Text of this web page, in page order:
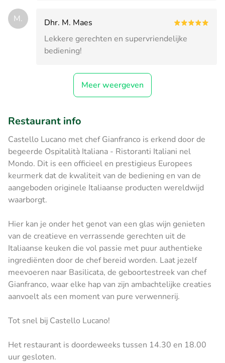
M.
Dhr. M. Maes
Lekkere gerechten en supervriendelijke
bediening!
Meer weergeven
Restaurant info
Castello Lucano met chef Gianfranco is erkend door de
begeerde Ospitalità Italiana - Ristoranti Italiani nel
Mondo. Dit is een officieel en prestigieus Europees
keurmerk dat de kwaliteit van de bediening en van de
aangeboden originele Italiaanse producten wereldwijd
waarborgt.
Hier kan je onder het genot van een glas wijn genieten
van de creatieve en verrassende gerechten uit de
Italiaanse keuken die vol passie met puur authentieke
ingrediënten door de chef bereid worden. Laat jezelf
meevoeren naar Basilicata, de geboortestreek van chef
Gianfranco, waar elke hap van zijn ambachtelijke creaties
aanvoelt als een moment van pure verwennerij.
Tot snel bij Castello Lucano!
Het restaurant is doordeweeks tussen 14.30 en 18.00
uur gesloten.